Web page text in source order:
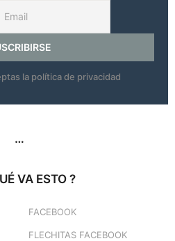
la política de privacidad
…
VA ESTO ?
FACEBOOK
FLECHITAS FACEBOOK